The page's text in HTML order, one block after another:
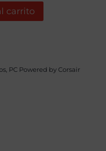
carrito
PC Powered by Corsair